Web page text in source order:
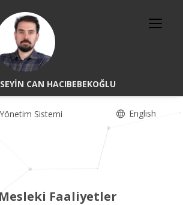
CAN HACIBEBEKOĞLU
Sistemi English
Faaliyetler